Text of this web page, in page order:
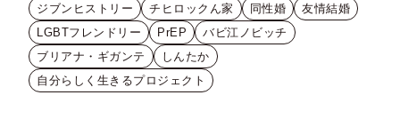
ジブンヒストリー
チヒロックん家 同性婚
友情結婚
LGBTフレンドリー
PrEP
バビ江ノビッチ
ブリアナ・ギガンテ
しんたか
自分らしく生きるプロジェクト